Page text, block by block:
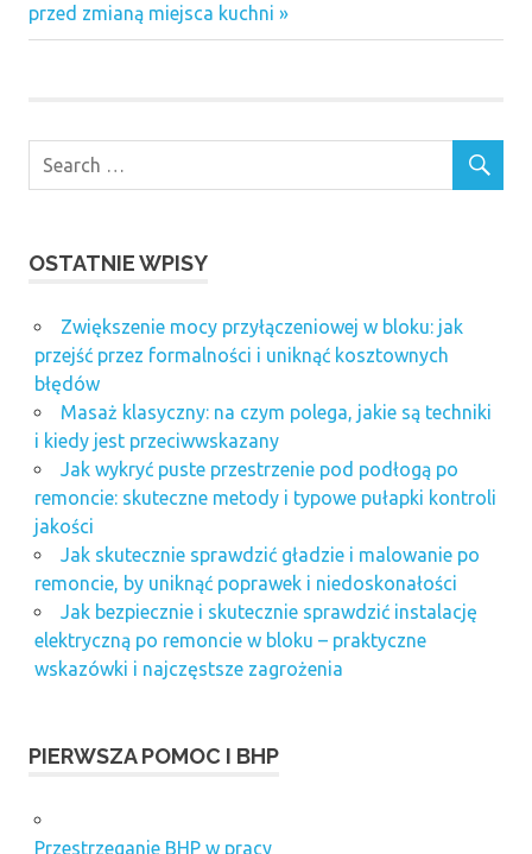
przed zmianą miejsca kuchni
OSTATNIE WPISY
Zwiększenie mocy przyłączeniowej w bloku: jak
przejść przez formalności i uniknąć kosztownych
błędów
Masaż klasyczny: na czym polega, jakie są techniki
i kiedy jest przeciwwskazany
Jak wykryć puste przestrzenie pod podłogą po
remoncie: skuteczne metody i typowe pułapki kontroli
jakości
Jak skutecznie sprawdzić gładzie i malowanie po
remoncie, by uniknąć poprawek i niedoskonałości
Jak bezpiecznie i skutecznie sprawdzić instalację
elektryczną po remoncie w bloku – praktyczne
wskazówki i najczęstsze zagrożenia
PIERWSZA POMOC I BHP
Przestrzeganie BHP w pracy